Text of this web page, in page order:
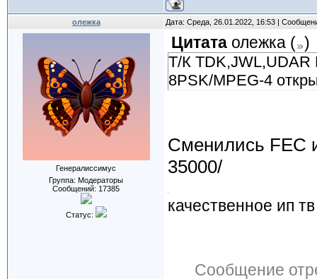
олежка Дата: Среда, 26.01.2022, 16:53 |
Генералиссимус
Группа: Модераторы
Сообщений: 17385
Статус:
Цитата олежка ( )
Т/К TDK,JWL,UDAR
8PSK/MPEG-4
Cменились FEC
35000/
качественное ип
Сообщение